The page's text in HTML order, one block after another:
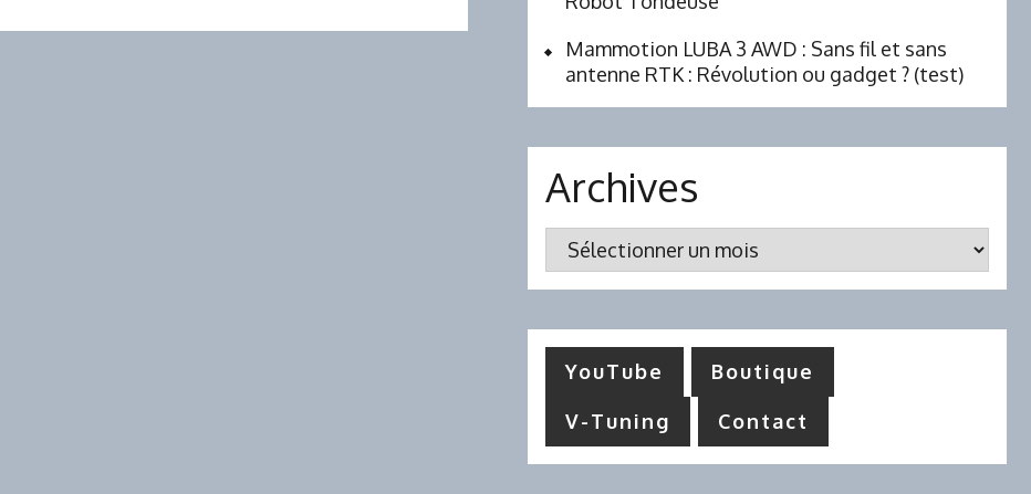
Mammotion LUBA 3 AWD : Sans fil et sans
antenne RTK : Révolution ou gadget ? (test)
Archives
Archives
YouTube Boutique
V-Tuning Contact